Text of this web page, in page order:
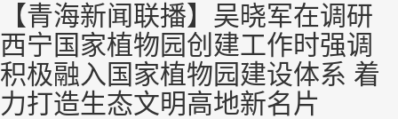
【青海新闻联播】吴晓军在调研
西宁国家植物园创建工作时强调
积极融入国家植物园建设体系 着
力打造生态文明高地新名片